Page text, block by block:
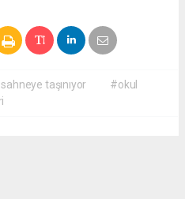
taşınıyor
#okul